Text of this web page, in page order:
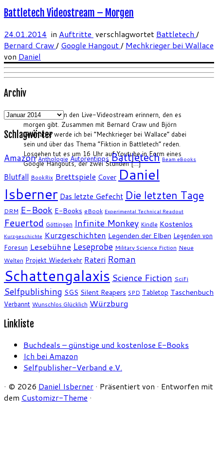
Ich will euch an den Live-Videostream erinnern, den es
morgen gibt. Zusammen mit Bernard Craw und Björn
Gramatke werde ich bei “Mechkrieger bei Wallace” dabei
sein und über das Thema “Fiktion in Battletech” reden.
Losgehen tut es um 16 Uhr auf Youtube in Form eines
Google Hangouts, der zwei Stunden […]
Battletech Videostream – Morgen
24.01.2014 in Auftritte verschlagwortet Battletech /
Bernard Craw/ Google Hangout/ Mechkrieger bei Wallace
von Daniel
Archiv
Archiv
Schlagwörter
Amazon Anthologie Autorentipps Battletech Beam eBooks
Blutfall BookRix Brettspiele Cover Daniel
Isberner Das letzte Gefecht Die letzten Tage
DRM E-Book E-Books eBook Experimental Technical Readout
Feuertod Göttingen Infinite Monkey Kindle Kostenlos
Kurzgeschichte Kurzgeschichten Legenden der Elben Legenden von
Foresun Lesebühne Leseprobe Military Science Fiction Neue
Welten Projekt Wiederkehr Rateri Roman
Schattengalaxis Science Fiction SciFi
Selfpublishing SGS Silent Reapers SPD Tabletop Taschenbuch
Verbannt Wunschlos Glücklich Würzburg
Linkliste
Buchdeals – günstige und kostenlose E-Books
Ich bei Amazon
Selfpublisher-Verband e.V.
· © 2026 Daniel Isberner · Präsentiert von · Entworfen mit
dem Customizr-Theme ·